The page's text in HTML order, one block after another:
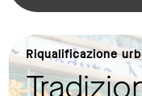
Riqualificazione